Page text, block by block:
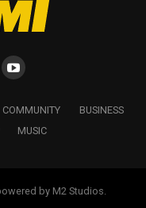
COMMUNITY
BUSINESS
MUSIC
by M2 Studios.